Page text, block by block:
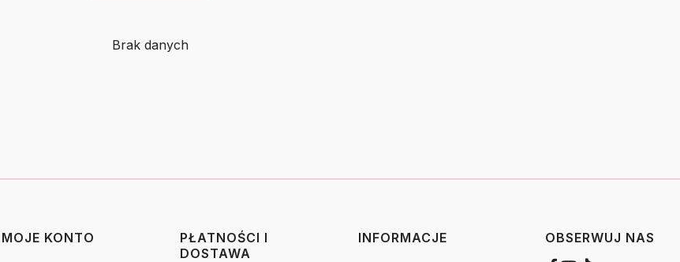
Brak danych
MOJE KONTO
PŁATNOŚCI I
DOSTAWA
INFORMACJE OBSERWUJ NAS